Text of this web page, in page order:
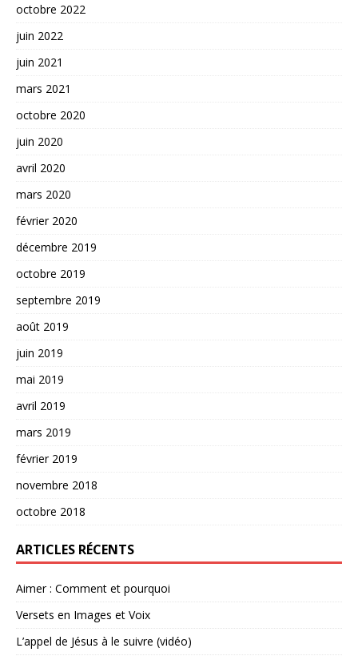
octobre 2022
juin 2022
juin 2021
mars 2021
octobre 2020
juin 2020
avril 2020
mars 2020
février 2020
décembre 2019
octobre 2019
septembre 2019
août 2019
juin 2019
mai 2019
avril 2019
mars 2019
février 2019
novembre 2018
octobre 2018
ARTICLES RÉCENTS
Aimer : Comment et pourquoi
Versets en Images et Voix
L’appel de Jésus à le suivre (vidéo)